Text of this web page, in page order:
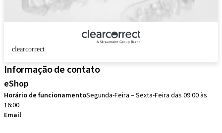
clearcorrect
Informação de contato
eShop
Horário de funcionamentoSegunda-Feira – Sexta-Feira das 09:00 às
16:00
Email